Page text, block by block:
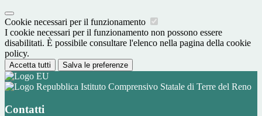
Cookie necessari per il funzionamento
I cookie necessari per il funzionamento non possono essere
disabilitati. È possibile consultare l'elenco nella pagina della cookie
policy.
Accetta tutti Salva le preferenze
Istituto Comprensivo Statale di Terre del Reno
Contatti